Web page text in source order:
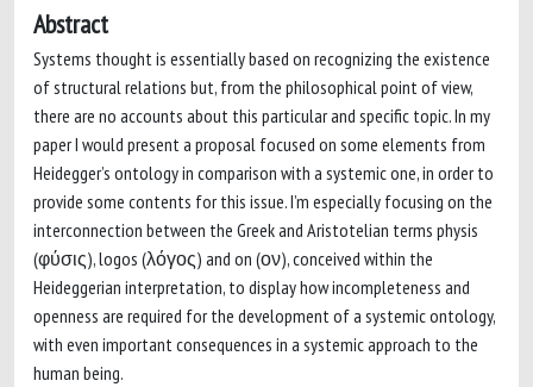
Abstract
Systems thought is essentially based on recognizing the existence
of structural relations but, from the philosophical point of view,
there are no accounts about this particular and specific topic. In my
paper I would present a proposal focused on some elements from
Heidegger’s ontology in comparison with a systemic one, in order to
provide some contents for this issue. I’m especially focusing on the
interconnection between the Greek and Aristotelian terms physis
(φύσις), logos (λόγος) and on (ον), conceived within the
Heideggerian interpretation, to display how incompleteness and
openness are required for the development of a systemic ontology,
with even important consequences in a systemic approach to the
human being.